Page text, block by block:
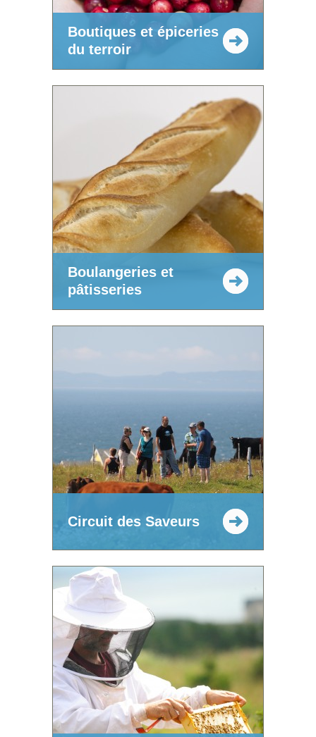
Boutiques et épiceries
du terroir
Boulangeries et
pâtisseries
Circuit des Saveurs